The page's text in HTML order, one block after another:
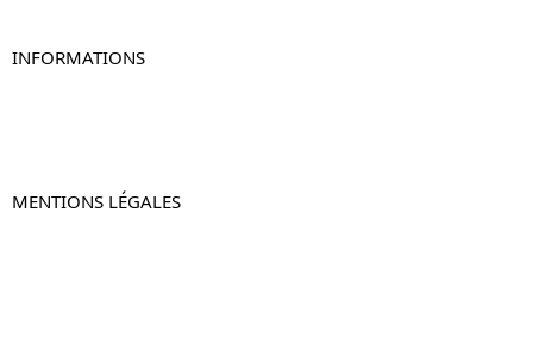
INFORMATIONS
MENTIONS LÉGALES